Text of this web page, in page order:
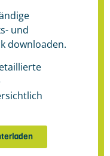
und
downloaden.